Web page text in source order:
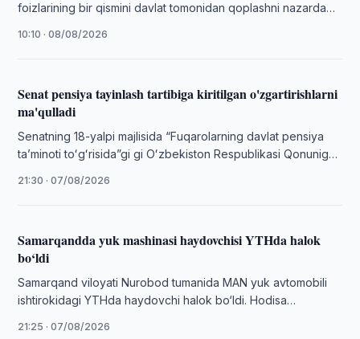
foizlarining bir qismini davlat tomonidan qoplashni nazarda
10:10 · 08/08/2026
Senat pensiya tayinlash tartibiga kiritilgan o'zgartirishlarni
ma'qulladi
Senatning 18-yalpi majlisida “Fuqarolarning davlat pensiya
taʼminoti toʻgʻrisida”gi gi Oʻzbekiston Respublikasi Qonuniga
qaratilgan oʻzgartirishlar va …
21:30 · 07/08/2026
Samarqandda yuk mashinasi haydovchisi YTHda halok
bo‘ldi
Samarqand viloyati Nurobod tumanida MAN yuk avtomobili
ishtirokidagi YTHda haydovchi halok bo‘ldi. Hodisa
21:25 · 07/08/2026